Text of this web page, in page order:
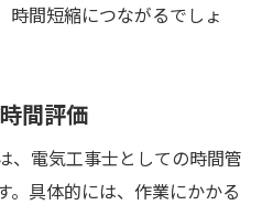
時間短縮につながるでしょ
間評価
、電気工事士としての時間管
。具体的には、作業にかかる